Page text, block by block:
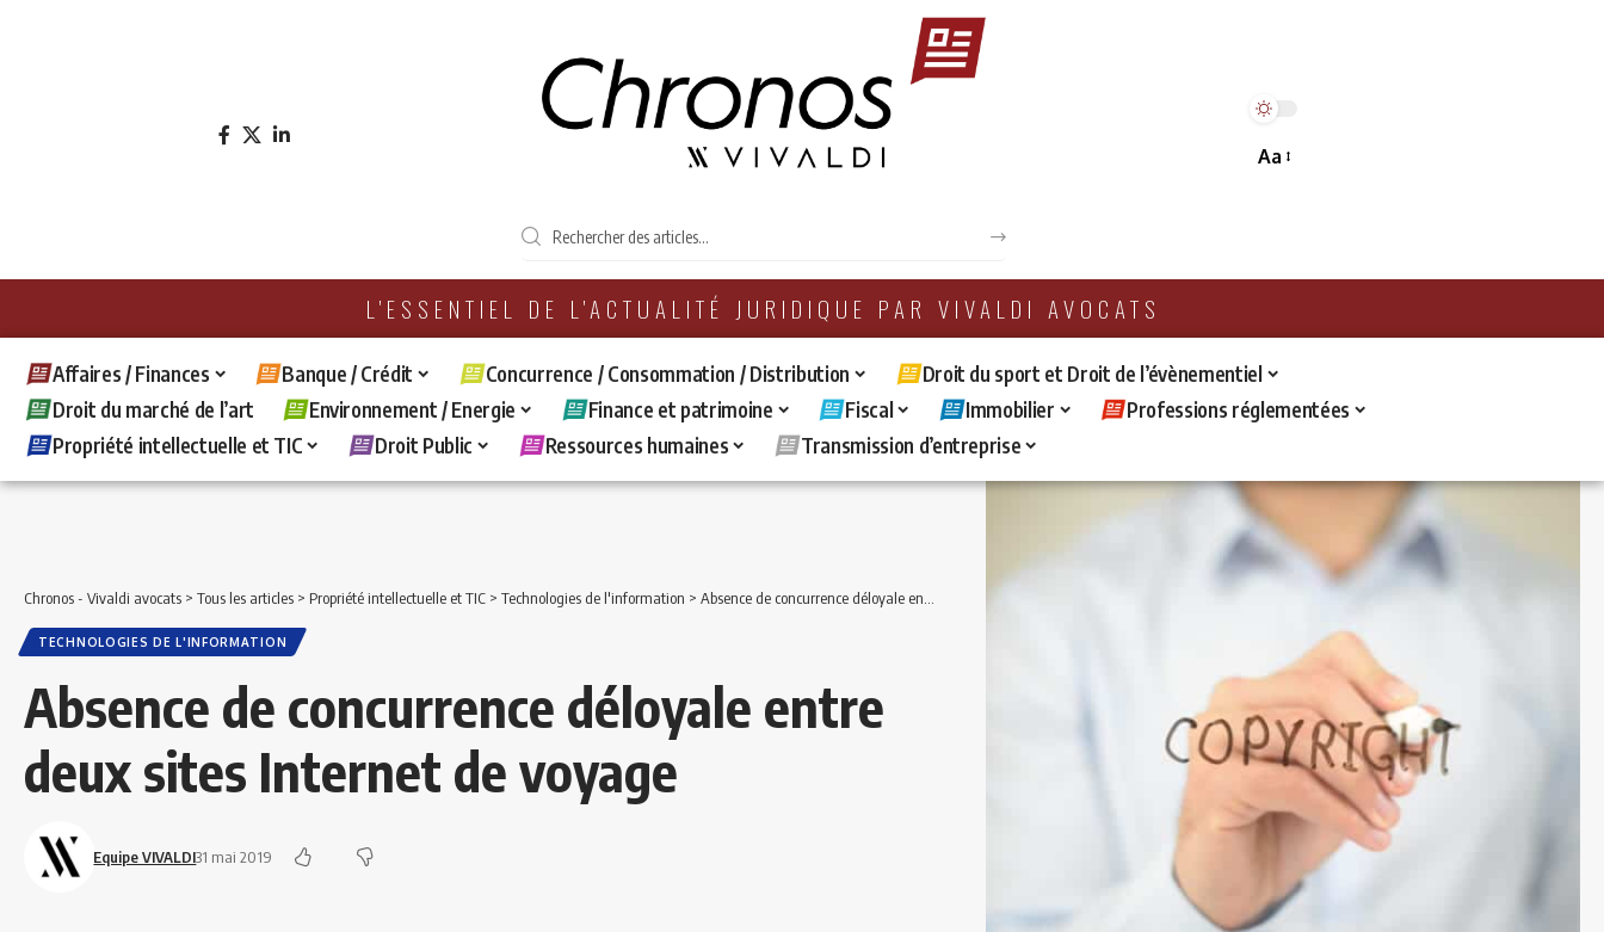
Aa
L'ESSENTIEL DE L'ACTUALITÉ JURIDIQUE PAR VIVALDI AVOCATS
Affaires / Finances Banque / Crédit Concurrence / Consommation / Distribution
Droit du sport et Droit de l’évènementiel
Droit du marché de l’art
Environnement / Energie Finance et patrimoine Fiscal Immobilier
Professions réglementées
Propriété intellectuelle et TIC
Droit Public Ressources humaines Transmission d’entreprise
Chronos - Vivaldi avocats > Tous les articles > Propriété intellectuelle et TIC > Technologies de l'information > Absence de concurrence déloyale entre deux sites Internet de voyage
TECHNOLOGIES DE L'INFORMATION
Absence de concurrence déloyale entre
deux sites Internet de voyage
Equipe VIVALDI31 mai 2019